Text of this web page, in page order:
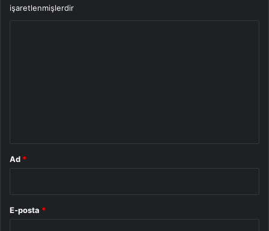
işaretlenmişlerdir
Ad *
E-posta *